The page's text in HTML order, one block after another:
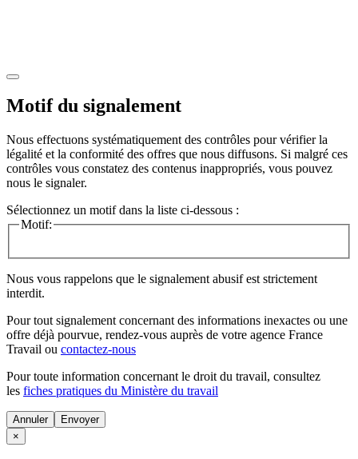
Motif du signalement
Nous effectuons systématiquement des contrôles pour vérifier la
légalité et la conformité des offres que nous diffusons. Si malgré ces
contrôles vous constatez des contenus inappropriés, vous pouvez
nous le signaler.
Sélectionnez un motif dans la liste ci-dessous :
Motif:
Nous vous rappelons que le signalement abusif est strictement
interdit.
Pour tout signalement concernant des informations inexactes ou une
offre déjà pourvue, rendez-vous auprès de votre agence France
Travail ou contactez-nous
Pour toute information concernant le droit du travail, consultez
les fiches pratiques du Ministère du travail
Annuler
×